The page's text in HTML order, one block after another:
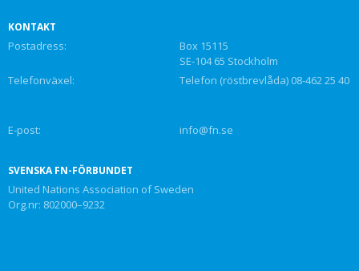
KONTAKT
Postadress:
Box 15115
SE-104 65 Stockholm
Telefonväxel:
Telefon (röstbrevlåda) 08-462 25 40
E-post: info@fn.se
SVENSKA FN-FÖRBUNDET
United Nations Association of Sweden
Org.nr: 802000–9232